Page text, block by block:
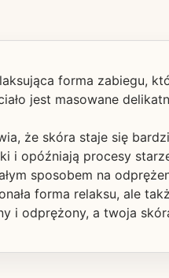
forma zabiegu,
jest masowane
że skóra staje się
i opóźniają procesy
sposobem na
forma relaksu, ale
i odprężony, a twoja